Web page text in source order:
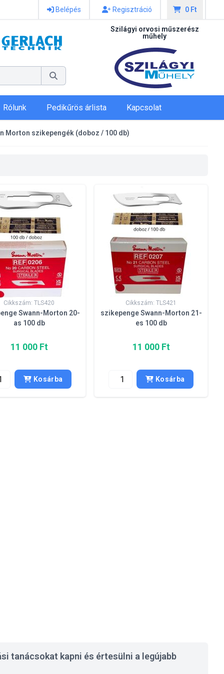
Belépés Regisztráció 0 Ft
Szilágyi orvosi műszerész
műhely
Rólunk Pedikűrös árlista Kapcsolat
Morton szikepengék (doboz / 100 db)
Cikkszám: TLS420
Swann-Morton 20-
as 100 db
11 000 Ft
Kosárba
Cikkszám: TLS421
szikepenge Swann-Morton 21-
es 100 db
11 000 Ft
Kosárba
tanácsokat kapni és értesülni a legújabb